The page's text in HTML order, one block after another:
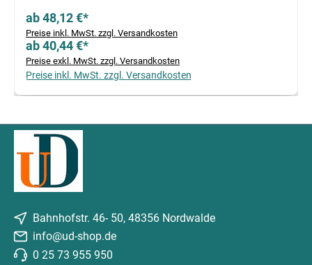
ab 48,12 €*
Preise inkl. MwSt. zzgl. Versandkosten
ab 40,44 €*
Preise exkl. MwSt. zzgl. Versandkosten
Preise inkl. MwSt. zzgl. Versandkosten
Bahnhofstr. 46- 50, 48356 Nordwalde
info@ud-shop.de
0 25 73 955 950